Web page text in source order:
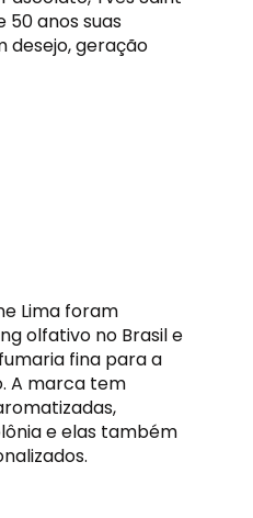
50 anos suas
desejo, geração
Lima foram
olfativo no Brasil e
fina para a
A marca tem
e elas também